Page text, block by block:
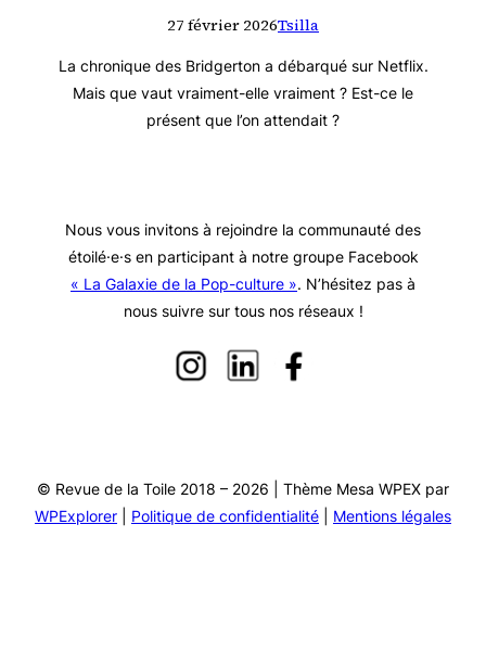
27 février 2026Tsilla
La chronique des Bridgerton a débarqué sur Netflix.
Mais que vaut vraiment-elle vraiment ? Est-ce le
présent que l’on attendait ?
Nous vous invitons à rejoindre la communauté des
étoilé·e·s en participant à notre groupe Facebook
« La Galaxie de la Pop-culture ». N’hésitez pas à
nous suivre sur tous nos réseaux !
© Revue de la Toile 2018 – 2026 | Thème Mesa WPEX par
WPExplorer
Politique de confidentialité Mentions légales